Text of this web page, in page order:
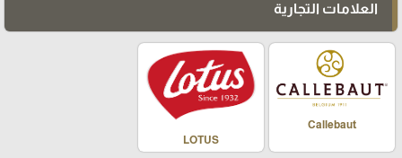
العلامات التجارية
Callebaut
LOTUS